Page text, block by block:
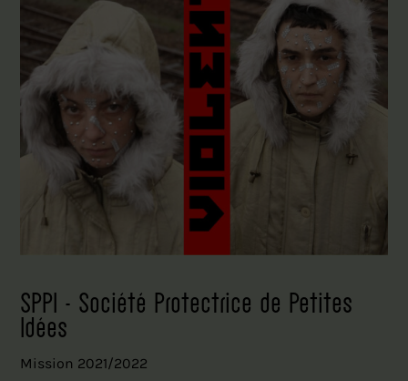
SPPI - Société Protectrice de Petites
Idées
Mission 2021/2022